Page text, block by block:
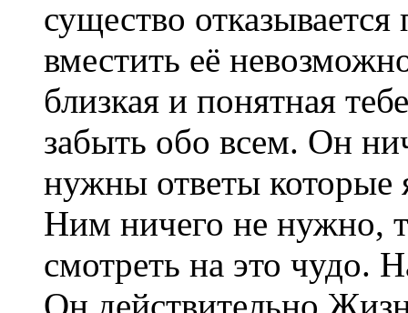
существо
вместить её
близкая и понятная
забыть обо всем. Он
нужны ответы которые
Ним ничего не нужно,
смотреть на это чудо.
Он действительно